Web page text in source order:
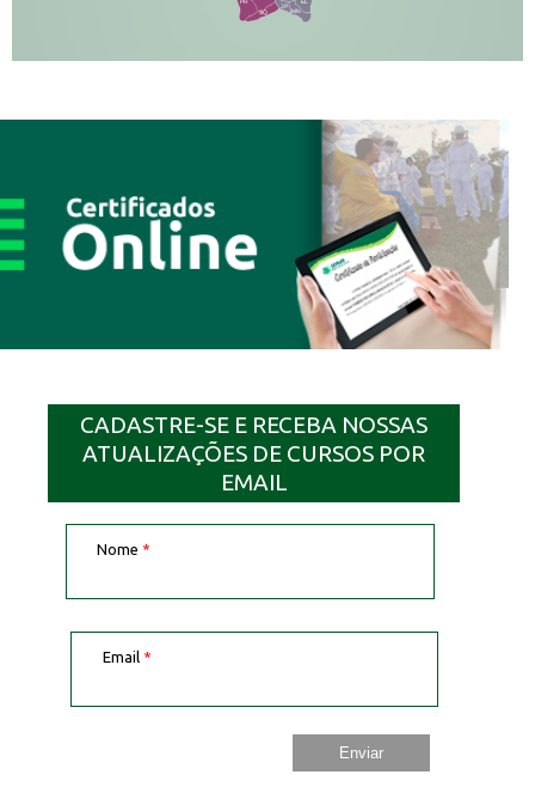
EL
JP
PR
SQ MN
CADASTRE-SE E RECEBA NOSSAS
ATUALIZAÇÕES DE CURSOS POR
EMAIL
Nome *
Email *